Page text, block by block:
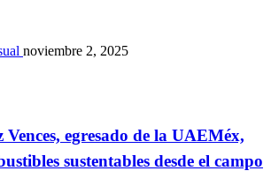
noviembre 2, 2025
egresado de la UAEMéx,
sustentables desde el campo